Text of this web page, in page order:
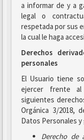
a informar de y a
legal o
respetada por sus
la cual le haga
Derechos
personales
El Usuario tiene
ejercer frente al
siguientes
Orgánica 3/2018,
Datos Personales
Derecho de